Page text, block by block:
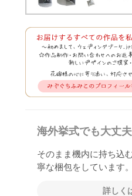
海外挙式でも大丈夫
そのまま機内に持ち込
寧な梱包をしています。
詳しく